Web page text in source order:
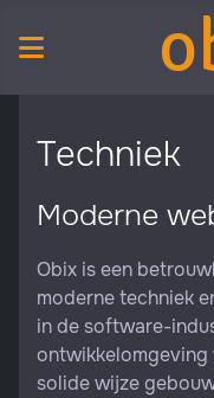
Techniek
Moderne
Obix is een
moderne techniek
in de software-
solide wijze